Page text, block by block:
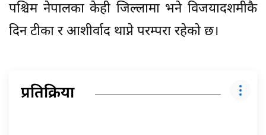
पश्चिम नेपालका केही जिल्लामा भने विजयादशमीकै
दिन टीका र आशीर्वाद थाप्ने परम्परा रहेको छ।
प्रतिक्रिया